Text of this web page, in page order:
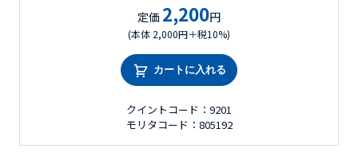
定価 2,200円
(本体 2,000円＋税10%)
カートに入れる
クイントコード：9201
モリタコード：805192